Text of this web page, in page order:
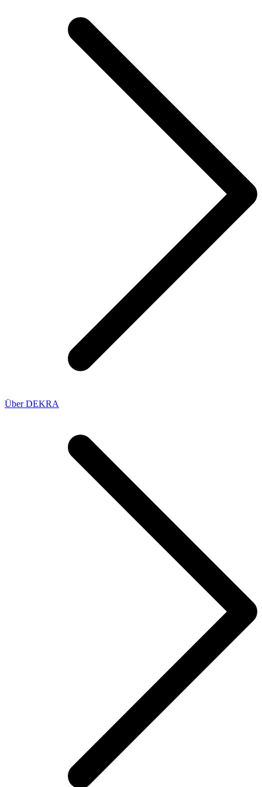
Über DEKRA